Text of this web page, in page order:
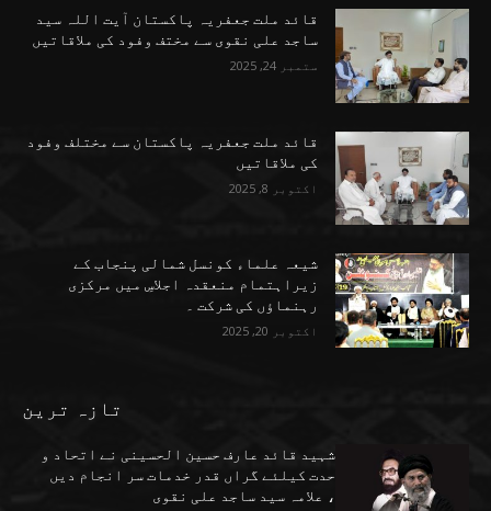
قائد ملت جعفریہ پاکستان آیت اللہ سید
ساجد علی نقوی سے مختف وفود کی ملاقاتیں
ستمبر 24, 2025
قائد ملت جعفریہ پاکستان سے مختلف وفود
کی ملاقاتیں
اکتوبر 8, 2025
شیعہ علماء کونسل شمالی پنجاب کے
زیراہتمام منعقدہ اجلاسِ میں مرکزی
رہنماؤں کی شرکت ۔
اکتوبر 20, 2025
تازہ ترین
شہید قائد عارف حسین الحسینی نے اتحاد و
حدت کیلئے گراں قدر خدمات سر انجام دیں
، علامہ سید ساجد علی نقوی